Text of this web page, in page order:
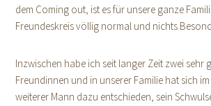
dem Coming out, ist es für unsere ganze
Freundeskreis völlig normal und nichts
Inzwischen habe ich seit langer Zeit zwei sehr
Freundinnen und in unserer Familie hat sich
weiterer Mann dazu entschieden, sein